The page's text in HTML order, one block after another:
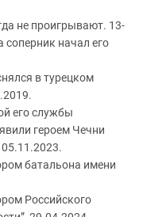
не проигрывают. 13-
соперник начал его
в турецком
его службы
героем Чечни
батальона имени
Российского